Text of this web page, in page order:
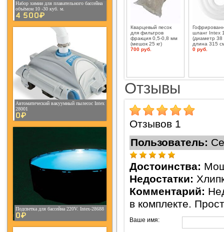
Набор химии для плавательного бассейна
объёмом 10 -30 куб. м.
4 500¤
Автоматический вакуумный пылесос Intex
28001
0¤
Подсветка для бассейна 220V. Intex-28688
0¤
Кварцевый песок
для фильтров
фракция 0,5-0,8 мм
(мешок 25 кг)
700 руб.
шланг Intex
(диаметр
длина 315
0 руб.
Отзывы
Отзывов 1
Пользователь:
Достоинства:
Недостатки:
Комментарий:
в комплекте.
Ваше имя: